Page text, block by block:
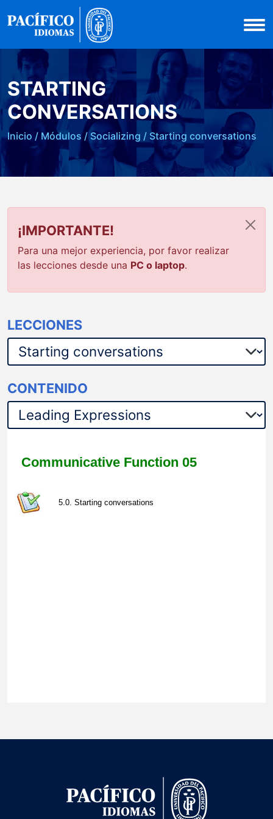
STARTING
CONVERSATIONS
Inicio / Módulos/ Socializing / Starting conversations
¡IMPORTANTE!
Para una mejor experiencia, por favor realizar
las lecciones desde una PC o laptop.
LECCIONES
CONTENIDO